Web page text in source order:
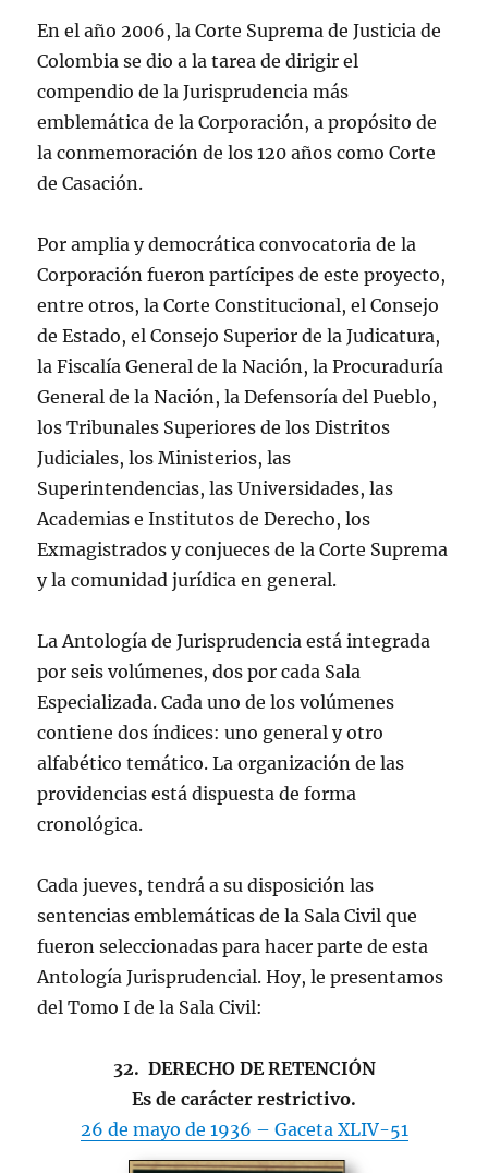
En el año 2006, la Corte Suprema de Justicia de
Colombia se dio a la tarea de dirigir el
compendio de la Jurisprudencia más
emblemática de la Corporación, a propósito de
la conmemoración de los 120 años como Corte
de Casación.
Por amplia y democrática convocatoria de la
Corporación fueron partícipes de este proyecto,
entre otros, la Corte Constitucional, el Consejo
de Estado, el Consejo Superior de la Judicatura,
la Fiscalía General de la Nación, la Procuraduría
General de la Nación, la Defensoría del Pueblo,
los Tribunales Superiores de los Distritos
Judiciales, los Ministerios, las
Superintendencias, las Universidades, las
Academias e Institutos de Derecho, los
Exmagistrados y conjueces de la Corte Suprema
y la comunidad jurídica en general.
La Antología de Jurisprudencia está integrada
por seis volúmenes, dos por cada Sala
Especializada. Cada uno de los volúmenes
contiene dos índices: uno general y otro
alfabético temático. La organización de las
providencias está dispuesta de forma
cronológica.
Cada jueves, tendrá a su disposición las
sentencias emblemáticas de la Sala Civil que
fueron seleccionadas para hacer parte de esta
Antología Jurisprudencial. Hoy, le presentamos
del Tomo I de la Sala Civil:
32. DERECHO DE RETENCIÓN
Es de carácter restrictivo.
26 de mayo de 1936 – Gaceta XLIV-51